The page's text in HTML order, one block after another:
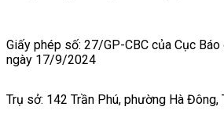
Giấy phép số: 27/GP-CBC của Cục
ngày 17/9/2024
Trụ sở: 142 Trần Phú, phường Hà Đông,